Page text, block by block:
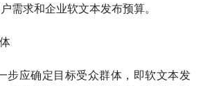
需求和企业软文本发布预算。